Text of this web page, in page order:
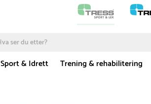
Sport & Idrett Trening & rehabilitering